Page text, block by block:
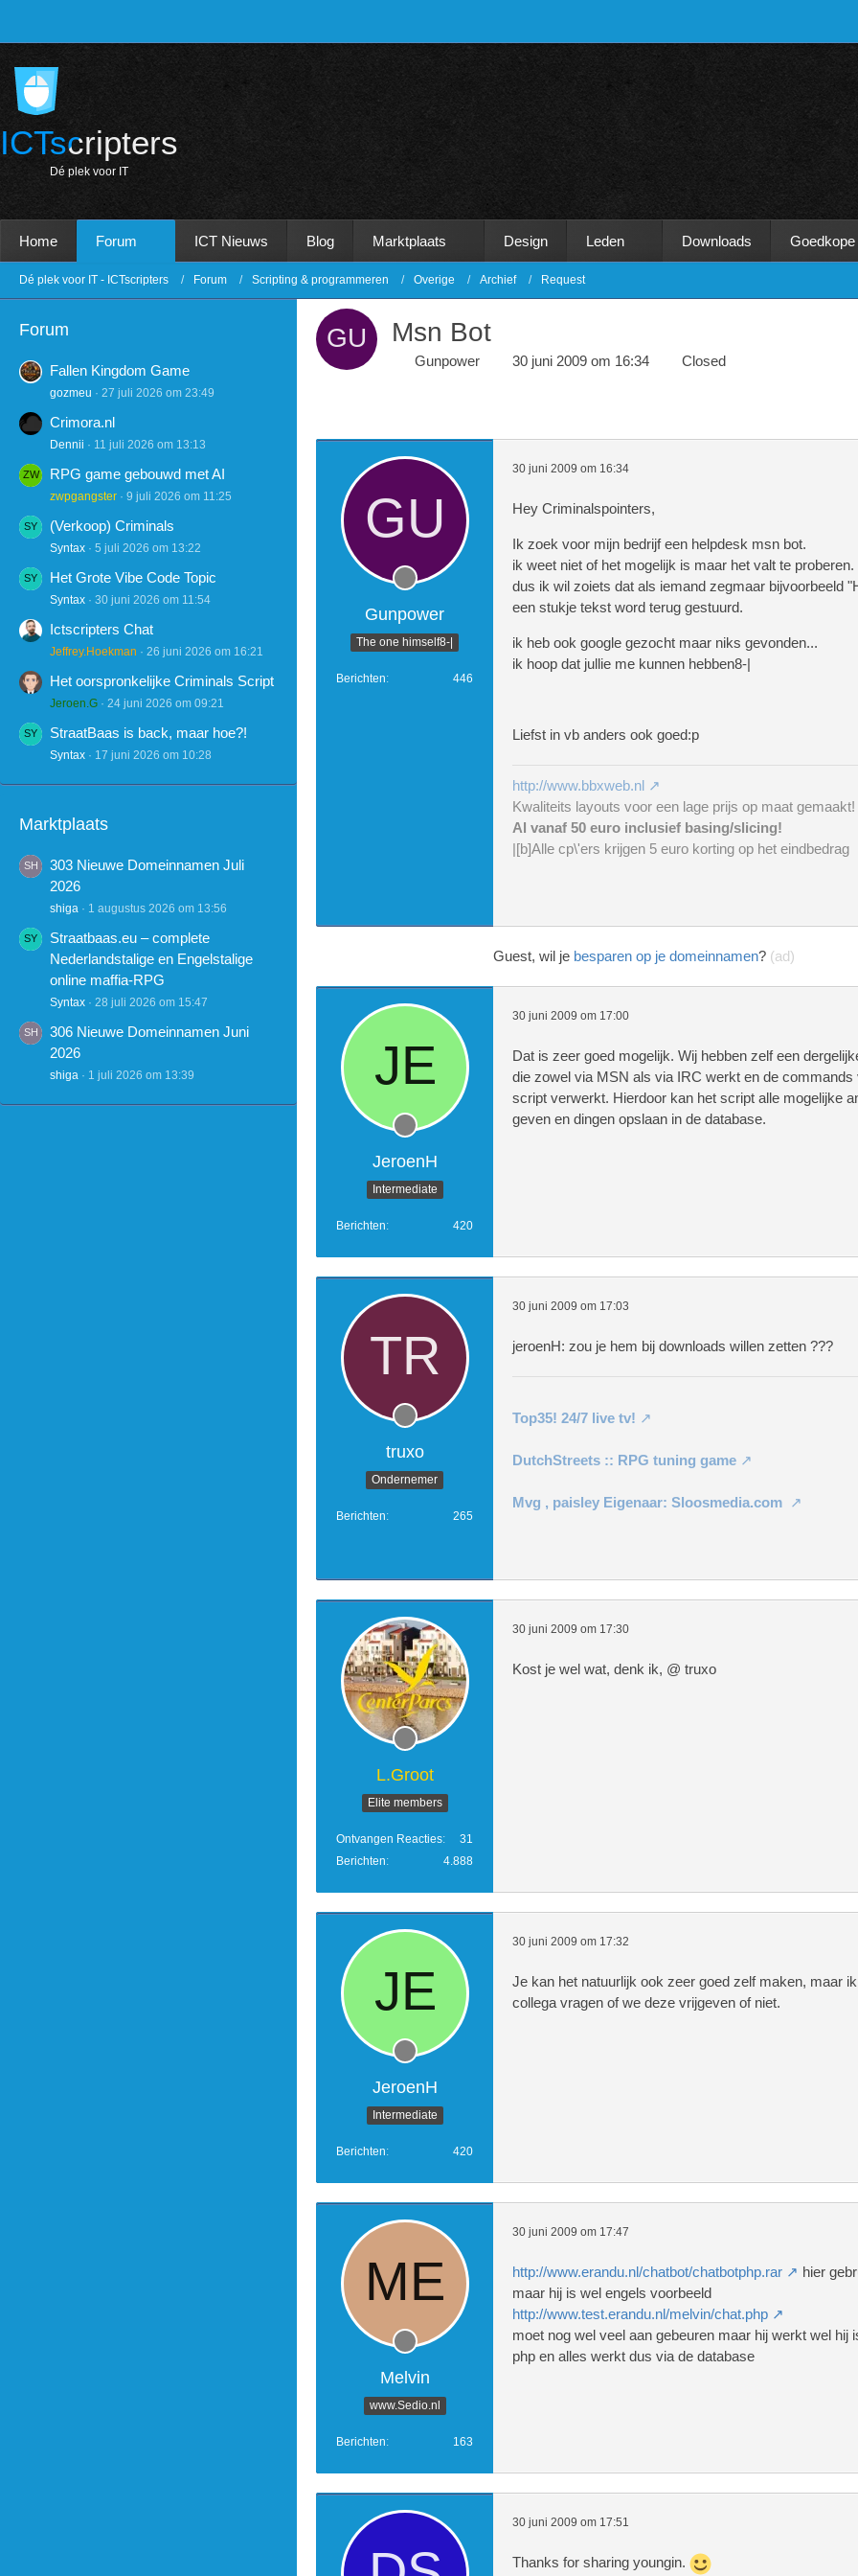
ICTscripters
Dé p e k voor T
Home Forum ICT Nieuws Blog Marktplaats Design Leden Downloads
Dé plek voor IT - ICTscripters Forum Scripting & programmeren Overige Archief Request
Forum
Fallen Kingdom Game
gozmeu 27 juli 2026 om 23:49
Crimora.nl
Dennii 11 juli 2026 om 13:13
RPG game gebouwd met AI
zwpgangster 9 juli 2026 om 11:25
(Verkoop) Criminals
Syntax 5 juli 2026 om 13:22
Het Grote Vibe Code Topic
Syntax 30 juni 2026 om 11:54
Ictscripters Chat
Jeffrey.Hoekman 26 juni 2026 om 16:21
Het oorspronkelijke Criminals Script
Jeroen.G 24 juni 2026 om 09:21
StraatBaas is back, maar hoe?!
Syntax 17 juni 2026 om 10:28
Marktplaats
303 Nieuwe Domeinnamen Juli
2026
shiga 1 augustus 2026 om 13:56
Straatbaas.eu – complete
Nederlandstalige en Engelstalige
online maffia-RPG
Syntax 28 juli 2026 om 15:47
306 Nieuwe Domeinnamen Juni
2026
shiga 1 juli 2026 om 13:39
Msn Bot
Gunpower 30 juni 2009 om 16:34 Closed
Gunpower
The one himself8-|
Berichten 446
30 juni 2009 om 16:34
Hey Criminalspointers,
Ik zoek voor mijn bedrijf een helpdesk msn bot.
ik weet niet of het mogelijk is maar het valt te proberen.
dus ik wil zoiets dat als iemand zegmaar bijvoorbeeld
een stukje tekst word terug gestuurd.
ik heb ook google gezocht maar niks gevonden...
ik hoop dat jullie me kunnen hebben8-|
Liefst in vb anders ook goed:p
http://www.bbxweb.nl
Kwaliteits layouts voor een lage prijs op maat gemaakt!
Al vanaf 50 euro inclusief basing/slicing!
|[b]Alle cp\'ers krijgen 5 euro korting op het eindbedrag
Guest, wil je besparen op je domeinnamen? (ad)
JeroenH
Intermediate
Berichten 420
30 juni 2009 om 17:00
Dat is zeer goed mogelijk. Wij hebben zelf een
die zowel via MSN als via IRC werkt en de commands
script verwerkt. Hierdoor kan het script alle mogelijke
geven en dingen opslaan in de database.
truxo
Ondernemer
Berichten 265
30 juni 2009 om 17:03
jeroenH: zou je hem bij downloads willen zetten ???
Top35! 24/7 live tv!
DutchStreets :: RPG tuning game
Mvg , paisley Eigenaar: Sloosmedia.com
L.Groot
Elite members
Ontvangen Reacties
31
Berichten
4.888
30 juni 2009 om 17:30
Kost je wel wat, denk ik, @ truxo
JeroenH
Intermediate
Berichten 420
30 juni 2009 om 17:32
Je kan het natuurlijk ook zeer goed zelf maken, maar
collega vragen of we deze vrijgeven of niet.
Melvin
www.Sedio.nl
Berichten 163
30 juni 2009 om 17:47
http://www.erandu.nl/chatbot/chatbotphp.rar
hier
maar hij is wel engels voorbeeld
http://www.test.erandu.nl/melvin/chat.php
moet nog wel veel aan gebeuren maar hij werkt wel hij
php en alles werkt dus via de database
30 juni 2009 om 17:51
Thanks for sharing youngin.